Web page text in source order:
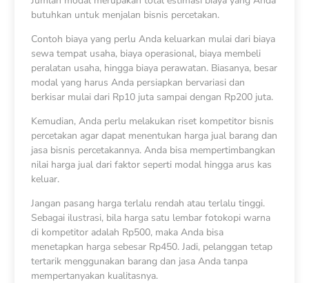
butuhkan untuk menjalan bisnis percetakan.
Contoh biaya yang perlu Anda keluarkan mulai dari biaya
sewa tempat usaha, biaya operasional, biaya membeli
peralatan usaha, hingga biaya perawatan. Biasanya, besar
modal yang harus Anda persiapkan bervariasi dan
berkisar mulai dari Rp10 juta sampai dengan Rp200 juta.
Kemudian, Anda perlu melakukan riset kompetitor bisnis
percetakan agar dapat menentukan harga jual barang dan
jasa bisnis percetakannya. Anda bisa mempertimbangkan
nilai harga jual dari faktor seperti modal hingga arus kas
keluar.
Jangan pasang harga terlalu rendah atau terlalu tinggi.
Sebagai ilustrasi, bila harga satu lembar fotokopi warna
di kompetitor adalah Rp500, maka Anda bisa
menetapkan harga sebesar Rp450. Jadi, pelanggan tetap
tertarik menggunakan barang dan jasa Anda tanpa
mempertanyakan kualitasnya.